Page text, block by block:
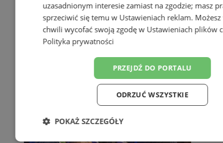
uzasadnionym interesie zamiast na zgodzie; masz
sprzeciwić się temu w Ustawieniach reklam.
chwili wycofać swoją zgodę w Ustawieniach plików
Polityka prywatności
PRZEJDŹ DO PORTALU
ODRZUĆ WSZYSTKIE
POKAŻ SZCZEGÓŁY